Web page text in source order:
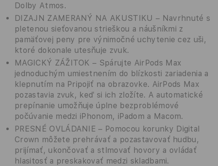
Dolby Atmos.
DIZAJN ZAMERANÝ NA AKUSTIKU – Navrhnuté s
pletenou sieťovanou strieškou a náušníkmi z
pamäťovej peny pre výnimočné uchytenie cez uši,
ktoré dokonale utesňuje zvuk.
MAGICKÝ ZÁŽITOK – Spárujte AirPods Max
jednoduchým umiestnením do blízkosti zariadenia a
klepnutím na Pripojiť na obrazovke. AirPods Max
pozastavia zvuk, keď si ich zložíte. A automatické
prepínanie umožňuje úplne bezproblémové
počúvanie medzi iPhonom, iPadom a Macom.
PRESNÉ OVLÁDANIE – Pomocou korunky Digital
Crown môžete prehrávať a pozastavovať hudbu,
prijímať, ukončovať a stlmovať hovory a ovládať
hlasitosť a preskakovať medzi skladbami.